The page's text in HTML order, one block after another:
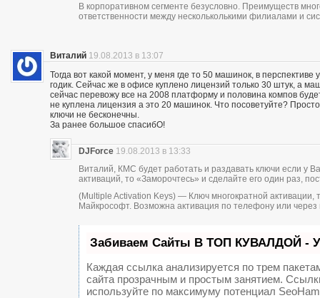
В корпоративном сегменте безусловно. Преимуществ
ответственности между нескольколькими филиалами и
Виталий 19.08.2013 в 13:07
Тогда вот какой момент, у меня где то 50 машинок, в
годик. Сейчас же в офисе куплено лицензий только 30 штук, а
сейчас перевожу все на 2008 платформу и половина компов
не куплена лицензия а это 20 машинок. Что посоветуйте?
ключи не бесконечны.
За ранее большое спасибО!
DJForce 19.08.2013 в 13:33
Виталий, КМС будет работать и раздавать ключи если у
активаций, то «Заморочтесь» и сделайте его один раз,
(Multiple Activation Keys) — Ключ многократной активации,
Майкрософт. Возможна активация по телефону или через
Забиваем Сайты В ТОП КУВАЛДОЙ -
Каждая ссылка анализируется по трем
сайта прозрачным и простым занятием.
используйте по максимуму потенциал